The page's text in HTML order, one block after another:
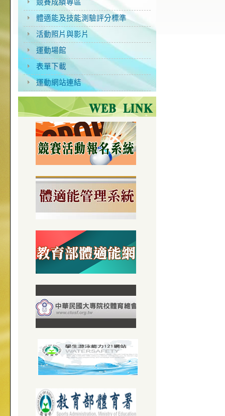
競賽成績專區
體適能及技能測驗評分標準
活動照片與影片
運動場館
表單下載
運動網站連結